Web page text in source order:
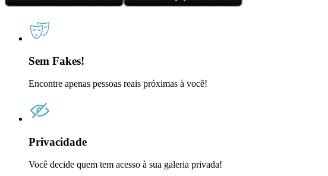
Sem Fakes!
Encontre apenas pessoas reais próximas à você!
Privacidade
Você decide quem tem acesso à sua galeria privada!